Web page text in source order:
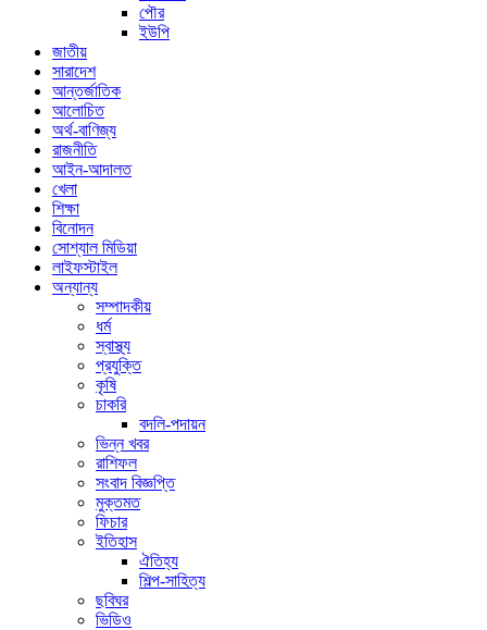
পৌর
ইউপি
জাতীয়
সারাদেশ
আন্তর্জাতিক
আলোচিত
অর্থ-বাণিজ্য
রাজনীতি
আইন-আদালত
খেলা
শিক্ষা
বিনোদন
সোশ্যাল মিডিয়া
লাইফস্টাইল
অন্যান্য
সম্পাদকীয়
ধর্ম
স্বাস্থ্য
প্রযুক্তি
কৃষি
চাকরি
বদলি-পদায়ন
ভিন্ন খবর
রাশিফল
সংবাদ বিজ্ঞপ্তি
মুক্তমত
ফিচার
ইতিহাস
ঐতিহ্য
শিল্প-সাহিত্য
ছবিঘর
ভিডিও